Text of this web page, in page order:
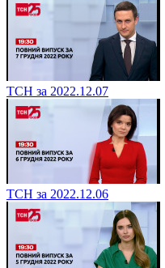
ТСН за 2022.12.07
ТСН за 2022.12.06